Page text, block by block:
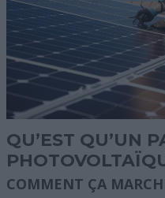
QU’EST QU’UN
COMMENT ÇA